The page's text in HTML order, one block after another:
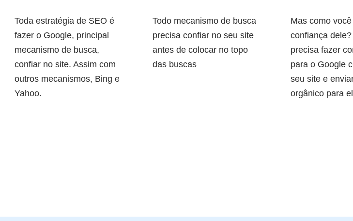
Toda estratégia de SEO é
fazer o Google, principal
mecanismo de busca,
confiar no site. Assim com
outros mecanismos, Bing e
Yahoo.
Todo mecanismo de busca
precisa confiar no seu site
antes de colocar no topo
das buscas
Mas como
confiança
precisa fazer
para o Google
seu site e
orgânico para